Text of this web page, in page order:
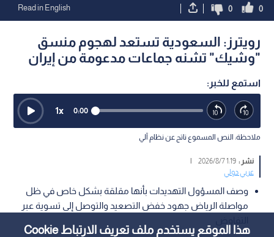
هذا الموقع يستخدم ملف تعريف الارتباط Cookie
0
0
Read in English
رويترز: السعودية تستعد لهجوم منسق
"وشيك" تشنه جماعات مدعومة من إيران
استمع للخبر:
0:00
1x
ملاحظة: النص المسموع ناتج عن نظام آلي
نشر :1:19 2026/8/7
|
عربي دولي
وصف المسؤول التهديدات بأنها مقلقة بشكل خاص في ظل
مواصلة الرياض جهود خفض التصعيد والتوصل إلى تسوية عبر